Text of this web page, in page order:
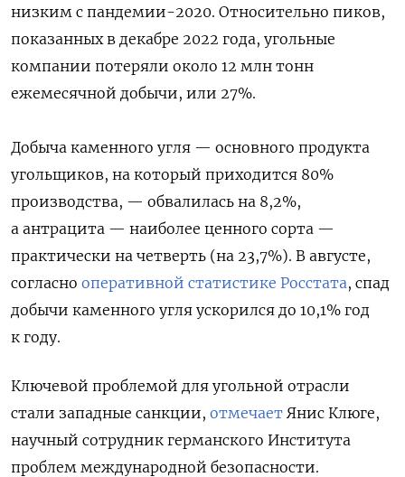
низким с пандемии-2020. Относительно пиков,
показанных в декабре 2022 года, угольные
компании потеряли около 12 млн тонн
ежемесячной добычи, или 27%.
Добыча каменного угля — основного продукта
угольщиков, на который приходится 80%
производства, — обвалилась на 8,2%,
а антрацита — наиболее ценного сорта —
практически на четверть (на 23,7%). В августе,
согласно оперативной статистике Росстата, спад
добычи каменного угля ускорился до 10,1% год
к году.
Ключевой проблемой для угольной отрасли
стали западные санкции, отмечает Янис Клюге,
научный сотрудник германского Института
проблем международной безопасности.